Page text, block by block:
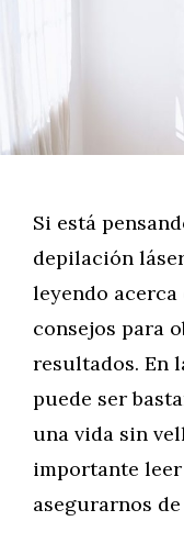
Si está
depilación
leyendo
consejos para
resultados. En
puede ser
una vida sin
importante
asegurarnos